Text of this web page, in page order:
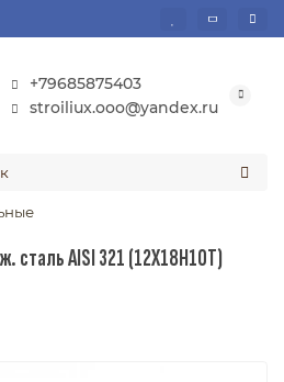
+79685875403
stroiliux.ooo@yandex.ru
сталь AISI 321 (12Х18Н10Т)